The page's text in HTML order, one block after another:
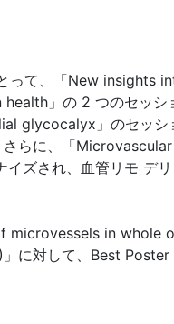
って、「New
」の 2 つのセッシ
glycocalyx」のセッシ
さらに、「
ズされ、血管リモ デリ
microvessels in
対して、Best Poster